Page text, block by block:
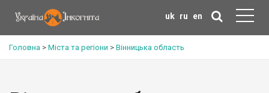
uk ru en
Головна > Міста та регіони > Вінницька область